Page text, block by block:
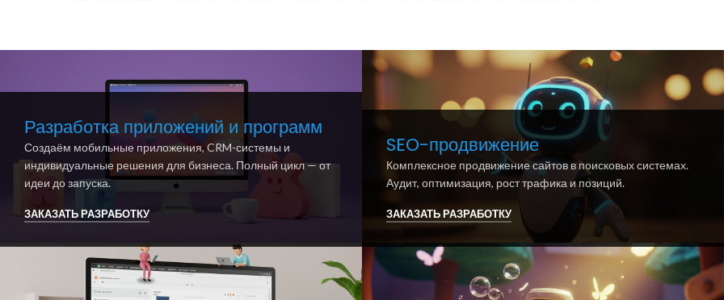
Разработка приложений и программ
Создаём мобильные приложения, CRM-системы и
индивидуальные решения для бизнеса. Полный цикл — от
идеи до запуска.
ЗАКАЗАТЬ РАЗРАБОТКУ
SEO-продвижение
Комплексное продвижение сайтов в поисковых системах.
Аудит, оптимизация, рост трафика и позиций.
ЗАКАЗАТЬ РАЗРАБОТКУ